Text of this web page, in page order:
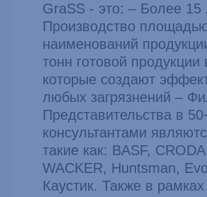
GraSS - это: – Более 15
Производство
наименований
тонн готовой
которые создают
любых загрязнений –
Представительства в
консультантами
такие как: BASF,
WACKER, Huntsman,
Каустик. Также в